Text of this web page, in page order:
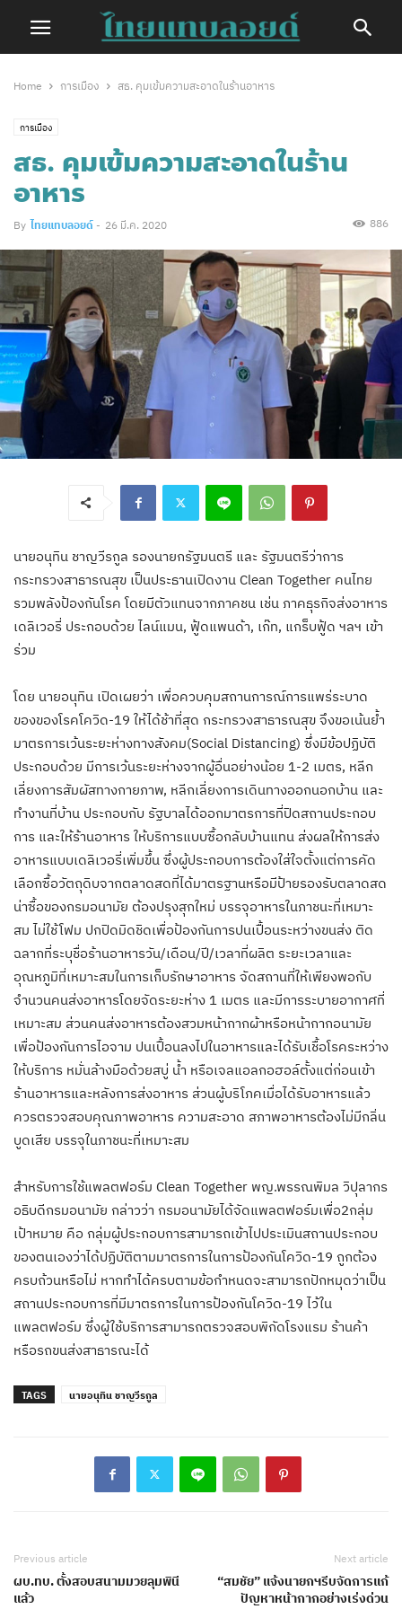
Home การเมือง สธ. คุมเข้มความสะอาดในร้านอาหาร
การเมือง
สธ. คุมเข้มความสะอาดในร้าน
อาหาร
By ไทยแทบลอยด์ - 26 มี.ค. 2020 886
นายอนุทิน ชาญวีรกูล รองนายกรัฐมนตรี และ รัฐมนตรีว่าการ
กระทรวงสาธารณสุข เป็นประธานเปิดงาน Clean Together คนไทย
รวมพลังป้องกันโรค โดยมีตัวแทนจากภาคชน เช่น ภาคธุรกิจส่งอาหาร
เดลิเวอรี่ ประกอบด้วย ไลน์แมน, ฟู้ดแพนด้า, เก๊ท, แกร็บฟู้ด ฯลฯ เข้า
ร่วม
โดย นายอนุทิน เปิดเผยว่า เพื่อควบคุมสถานการณ์การแพร่ระบาด
ของของโรคโควิด-19 ให้ได้ช้าที่สุด กระทรวงสาธารณสุข จึงขอเน้นย้ำ
มาตรการเว้นระยะห่างทางสังคม(Social Distancing) ซึ่งมีข้อปฏิบัติ
ประกอบด้วย มีการเว้นระยะห่างจากผู้อื่นอย่างน้อย 1-2 เมตร, หลีก
เลี่ยงการสัมผัสทางกายภาพ, หลีกเลี่ยงการเดินทางออกนอกบ้าน และ
ทำงานที่บ้าน ประกอบกับ รัฐบาลได้ออกมาตรการที่ปิดสถานประกอบ
การ และให้ร้านอาหาร ให้บริการแบบซื้อกลับบ้านแทน ส่งผลให้การส่ง
อาหารแบบเดลิเวอรี่เพิ่มขึ้น ซึ่งผู้ประกอบการต้องใส่ใจตั้งแต่การคัด
เลือกซื้อวัตถุดิบจากตลาดสดที่ได้มาตรฐานหรือมีป้ายรองรับตลาดสด
น่าซื้อของกรมอนามัย ต้องปรุงสุกใหม่ บรรจุอาหารในภาชนะที่เหมาะ
สม ไม่ใช้โฟม ปกปิดมิดชิดเพื่อป้องกันการปนเปื้อนระหว่างขนส่ง ติด
ฉลากที่ระบุชื่อร้านอาหารวัน/เดือน/ปี/เวลาที่ผลิต ระยะเวลาและ
อุณหภูมิที่เหมาะสมในการเก็บรักษาอาหาร จัดสถานที่ให้เพียงพอกับ
จำนวนคนส่งอาหารโดยจัดระยะห่าง 1 เมตร และมีการระบายอากาศที่
เหมาะสม ส่วนคนส่งอาหารต้องสวมหน้ากากผ้าหรือหน้ากากอนามัย
เพื่อป้องกันการไอจาม ปนเปื้อนลงไปในอาหารและได้รับเชื้อโรคระหว่าง
ให้บริการ หมั่นล้างมือด้วยสบู่ น้ำ หรือเจลแอลกอฮอล์ตั้งแต่ก่อนเข้า
ร้านอาหารและหลังการส่งอาหาร ส่วนผู้บริโภคเมื่อได้รับอาหารแล้ว
ควรตรวจสอบคุณภาพอาหาร ความสะอาด สภาพอาหารต้องไม่มีกลิ่น
บูดเสีย บรรจุในภาชนะที่เหมาะสม
สำหรับการใช้แพลตฟอร์ม Clean Together พญ.พรรณพิมล วิปุลากร
อธิบดีกรมอนามัย กล่าวว่า กรมอนามัยได้จัดแพลตฟอร์มเพื่อ2กลุ่ม
เป้าหมาย คือ กลุ่มผู้ประกอบการสามารถเข้าไปประเมินสถานประกอบ
ของตนเองว่าได้ปฏิบัติตามมาตรการในการป้องกันโควิด-19 ถูกต้อง
ครบถ้วนหรือไม่ หากทำได้ครบตามข้อกำหนดจะสามารถปักหมุดว่าเป็น
สถานประกอบการที่มีมาตรการในการป้องกันโควิด-19 ไว้ใน
แพลตฟอร์ม ซึ่งผู้ใช้บริการสามารถตรวจสอบพิกัดโรงแรม ร้านค้า
หรือรถขนส่งสาธารณะได้
TAGS นายอนุทิน ชาญวีรกูล
Previous article
ผบ.ทบ. ตั้งสอบสนามมวยลุมพินี
แล้ว
Next article
“สมชัย” แจ้งนายกฯรีบจัดการแก้
ปัญหาหน้ากากอย่างเร่งด่วน